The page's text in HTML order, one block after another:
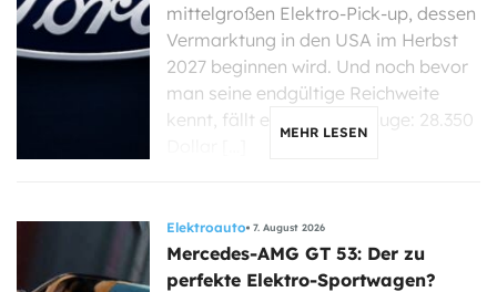
mittelgroßen Elektro-Pick-up, dessen
Vermarktung in den USA im Herbst
2027 beginnen wird. Und noch bevor
man seine endgültige Reichweite
kennt, fällt eine Zahl ins Auge: 28.350
MEHR LESEN
Elektroauto 7. August 2026
Mercedes-AMG GT 53: Der zu
perfekte Elektro-Sportwagen?